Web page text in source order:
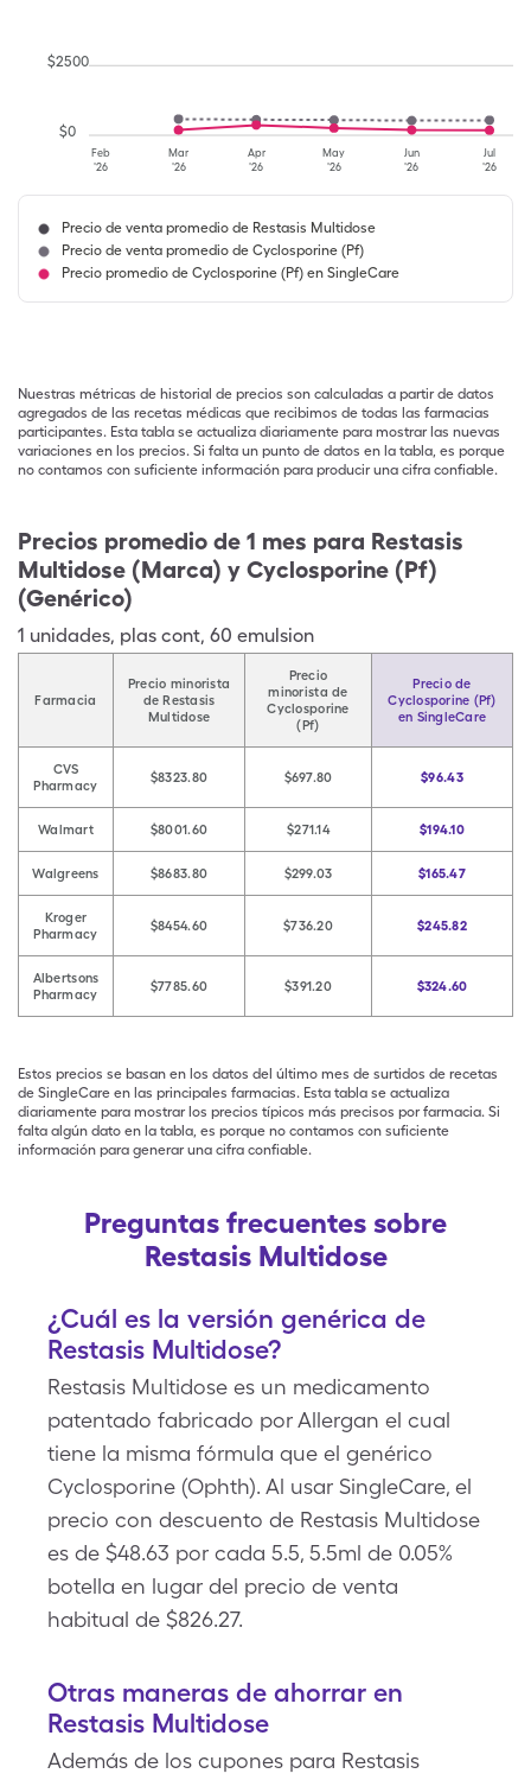
Feb
'26
Mar
'26
Apr
'26
May
'26
Jun
'26
Jul
'26
$0
$2500
Precio de venta promedio de Restasis Multidose
Precio de venta promedio de Cyclosporine (Pf)
Precio promedio de Cyclosporine (Pf) en SingleCare
Nuestras métricas de historial de precios son calculadas a partir de datos
agregados de las recetas médicas que recibimos de todas las farmacias
participantes. Esta tabla se actualiza diariamente para mostrar las nuevas
variaciones en los precios. Si falta un punto de datos en la tabla, es porque
no contamos con suficiente información para producir una cifra confiable.
Precios promedio de 1 mes para Restasis
Multidose (Marca) y Cyclosporine (Pf)
(Genérico)
1 unidades, plas cont, 60 emulsion
Farmacia
Precio minorista
de Restasis
Multidose
Precio
minorista de
Cyclosporine
(Pf)
Precio de
Cyclosporine (Pf)
en SingleCare
CVS
Pharmacy
$8323.80 $697.80 $96.43
Walmart $8001.60 $271.14 $194.10
Walgreens $8683.80 $299.03 $165.47
Kroger
Pharmacy
$8454.60 $736.20 $245.82
Albertsons
Pharmacy
$7785.60 $391.20 $324.60
Estos precios se basan en los datos del último mes de surtidos de recetas
de SingleCare en las principales farmacias. Esta tabla se actualiza
diariamente para mostrar los precios típicos más precisos por farmacia. Si
falta algún dato en la tabla, es porque no contamos con suficiente
información para generar una cifra confiable.
Preguntas frecuentes sobre
Restasis Multidose
¿Cuál es la versión genérica de
Restasis Multidose?
Restasis Multidose es un medicamento
patentado fabricado por Allergan el cual
tiene la misma fórmula que el genérico
Cyclosporine (Ophth). Al usar SingleCare, el
precio con descuento de Restasis Multidose
es de $48.63 por cada 5.5, 5.5ml de 0.05%
botella en lugar del precio de venta
habitual de $826.27.
Otras maneras de ahorrar en
Restasis Multidose
Además de los cupones para Restasis